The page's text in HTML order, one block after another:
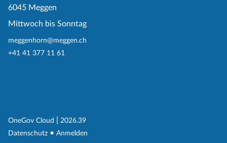
6045 Meggen
Mittwoch bis Sonntag
meggenhorn@meggen.ch
+41 41 377 11 61
OneGov Cloud (External Link)
2026.39
Datenschutz (External Link)
Anmelden